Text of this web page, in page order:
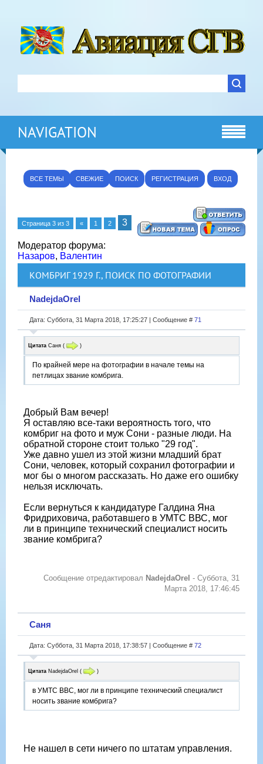
NAVIGATION
ВСЕ ТЕМЫ СВЕЖИЕ ПОИСК РЕГИСТРАЦИЯ ВХОД
Страница 3 из 3 « 1 2 3
Модератор форума:
Назаров, Валентин
КОМБРИГ 1929 Г., ПОИСК ПО ФОТОГРАФИИ
NadejdaOrel
Дата: Суббота, 31 Марта 2018, 17:25:27 | Сообщение # 71
Цитата Саня ( )
По крайней мере на фотографии в начале темы на
петлицах звание комбрига.
Добрый Вам вечер!
Я оставляю все-таки вероятность того, что
комбриг на фото и муж Сони - разные люди. На
обратной стороне стоит только "29 год".
Уже давно ушел из этой жизни младший брат
Сони, человек, который сохранил фотографии и
мог бы о многом рассказать. Но даже его ошибку
нельзя исключать.
Если вернуться к кандидатуре Галдина Яна
Фридриховича, работавшего в УМТС ВВС, мог
ли в принципе технический специалист носить
звание комбрига?
Сообщение отредактировал NadejdaOrel - Суббота, 31
Марта 2018, 17:46:45
Саня
Дата: Суббота, 31 Марта 2018, 17:38:57 | Сообщение # 72
Цитата NadejdaOrel ( )
в УМТС ВВС, мог ли в принципе технический специалист
носить звание комбрига?
Не нашел в сети ничего по штатам управления.